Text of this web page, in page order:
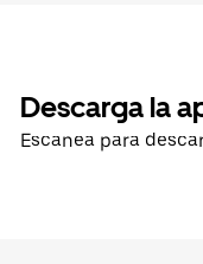
Descarga la
Escanea para